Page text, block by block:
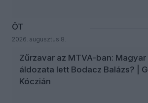
ÖT
2026. augusztus 8.
Zűrzavar az MTVA-ban: Magyar
áldozata lett Bodacz Balázs? |
Kóczián